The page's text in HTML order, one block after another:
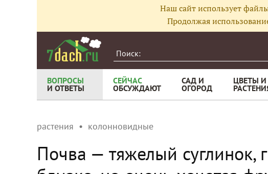
Наш сайт использует
Продолжая
ВОПРОСЫ
И ОТВЕТЫ
СЕЙЧАС
ОБСУЖДАЮТ
САД И
ОГОРОД
ЦВЕТЫ И
растения колонновидные
Почва — тяжелый суглинок,